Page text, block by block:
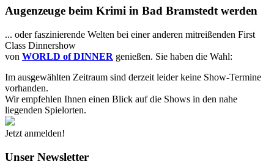
Augenzeuge beim Krimi in Bad Bramstedt werden
... oder faszinierende Welten bei einer anderen mitreißenden First
Class Dinnershow
von WORLD of DINNER genießen. Sie haben die Wahl:
Im ausgewählten Zeitraum sind derzeit leider keine Show-Termine
vorhanden.
Wir empfehlen Ihnen einen Blick auf die Shows in den nahe
liegenden Spielorten.
Jetzt anmelden!
Unser Newsletter